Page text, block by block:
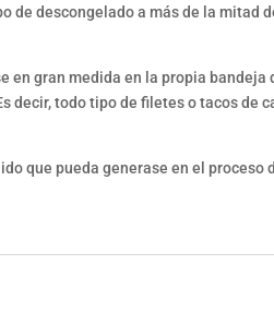
de descongelado a más de la mitad
en gran medida en la propia
decir, todo tipo de filetes o tacos
que pueda generase en el proceso